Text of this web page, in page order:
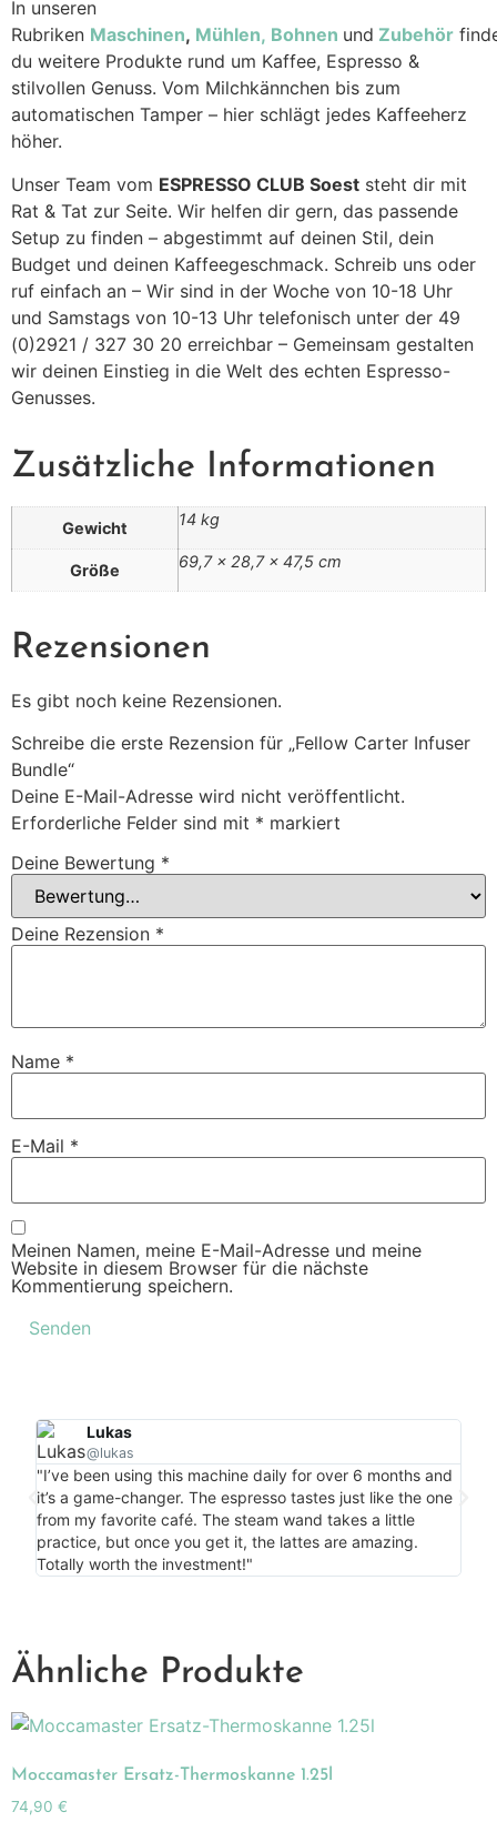
In unseren
Rubriken Maschinen, Mühlen, Bohnen und Zubehör
du weitere Produkte rund um Kaffee, Espresso &
stilvollen Genuss. Vom Milchkännchen bis zum
automatischen Tamper – hier schlägt jedes Kaffeeherz
höher.
Unser Team vom ESPRESSO CLUB Soest steht dir mit
Rat & Tat zur Seite. Wir helfen dir gern, das passende
Setup zu finden – abgestimmt auf deinen Stil, dein
Budget und deinen Kaffeegeschmack. Schreib uns oder
ruf einfach an – Wir sind in der Woche von 10-18 Uhr
und Samstags von 10-13 Uhr telefonisch unter der 49
(0)2921 / 327 30 20 erreichbar – Gemeinsam gestalten
wir deinen Einstieg in die Welt des echten Espresso-
Genusses.
Zusätzliche Informationen
Gewicht 14 kg
Größe 69,7 × 28,7 × 47,5 cm
Rezensionen
Es gibt noch keine Rezensionen.
Schreibe die erste Rezension für „Fellow Carter Infuser
Bundle“
Deine E-Mail-Adresse wird nicht veröffentlicht.
Erforderliche Felder sind mit * markiert
Deine Bewertung *
Deine Rezension *
Name *
E-Mail *
Meinen Namen, meine E-Mail-Adresse und meine
Website in diesem Browser für die nächste
Kommentierung speichern.
Lukas
@lukas
"I’ve been using this machine daily for over 6 months and
it’s a game-changer. The espresso tastes just like the one
from my favorite café. The steam wand takes a little
practice, but once you get it, the lattes are amazing.
Totally worth the investment!"
Ähnliche Produkte
Moccamaster Ersatz-Thermoskanne 1.25l
74,90 €